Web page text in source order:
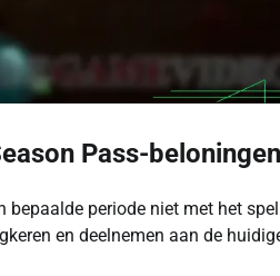
Pass-
bepaalde periode niet met het
en deelnemen aan de